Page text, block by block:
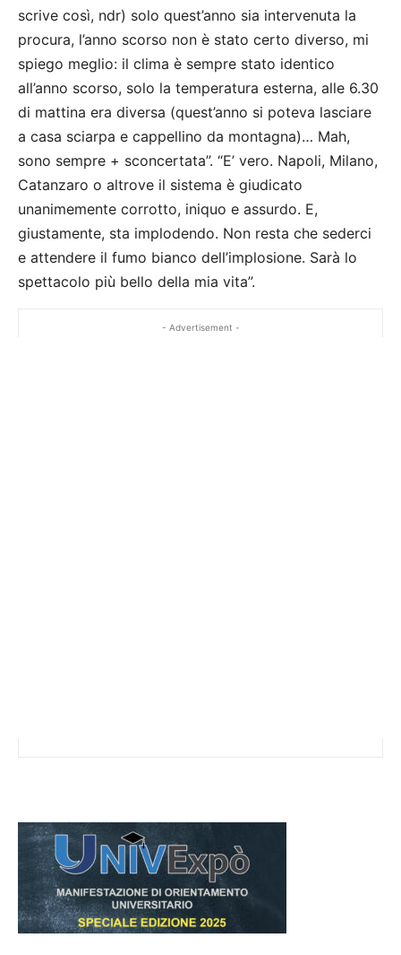
scrive così, ndr) solo quest’anno sia intervenuta la
procura, l’anno scorso non è stato certo diverso, mi
spiego meglio: il clima è sempre stato identico
all’anno scorso, solo la temperatura esterna, alle 6.30
di mattina era diversa (quest’anno si poteva lasciare
a casa sciarpa e cappellino da montagna)… Mah,
sono sempre + sconcertata”. “E’ vero. Napoli, Milano,
Catanzaro o altrove il sistema è giudicato
unanimemente corrotto, iniquo e assurdo. E,
giustamente, sta implodendo. Non resta che sederci
e attendere il fumo bianco dell’implosione. Sarà lo
spettacolo più bello della mia vita”.
- Advertisement -